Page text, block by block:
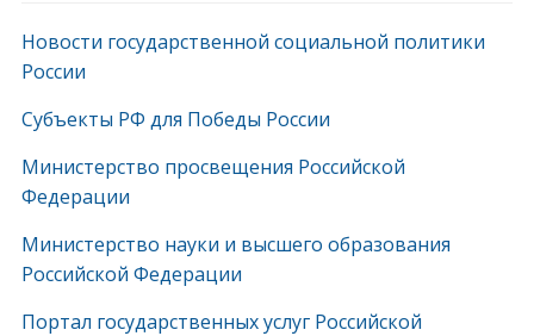
Новости государственной социальной политики
России
Субъекты РФ для Победы России
Министерство просвещения Российской
Федерации
Министерство науки и высшего образования
Российской Федерации
Портал государственных услуг Российской